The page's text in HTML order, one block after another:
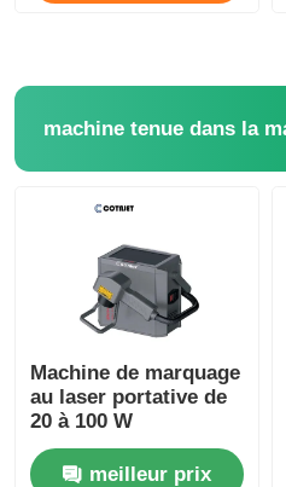
Machine de marquage
au laser portative de
20 à 100 W
meilleur prix